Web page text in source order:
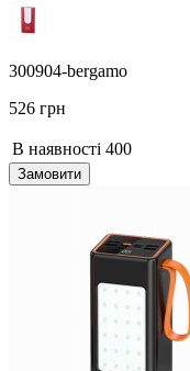
300904-bergamo
526 грн
В наявності 400
Замовити